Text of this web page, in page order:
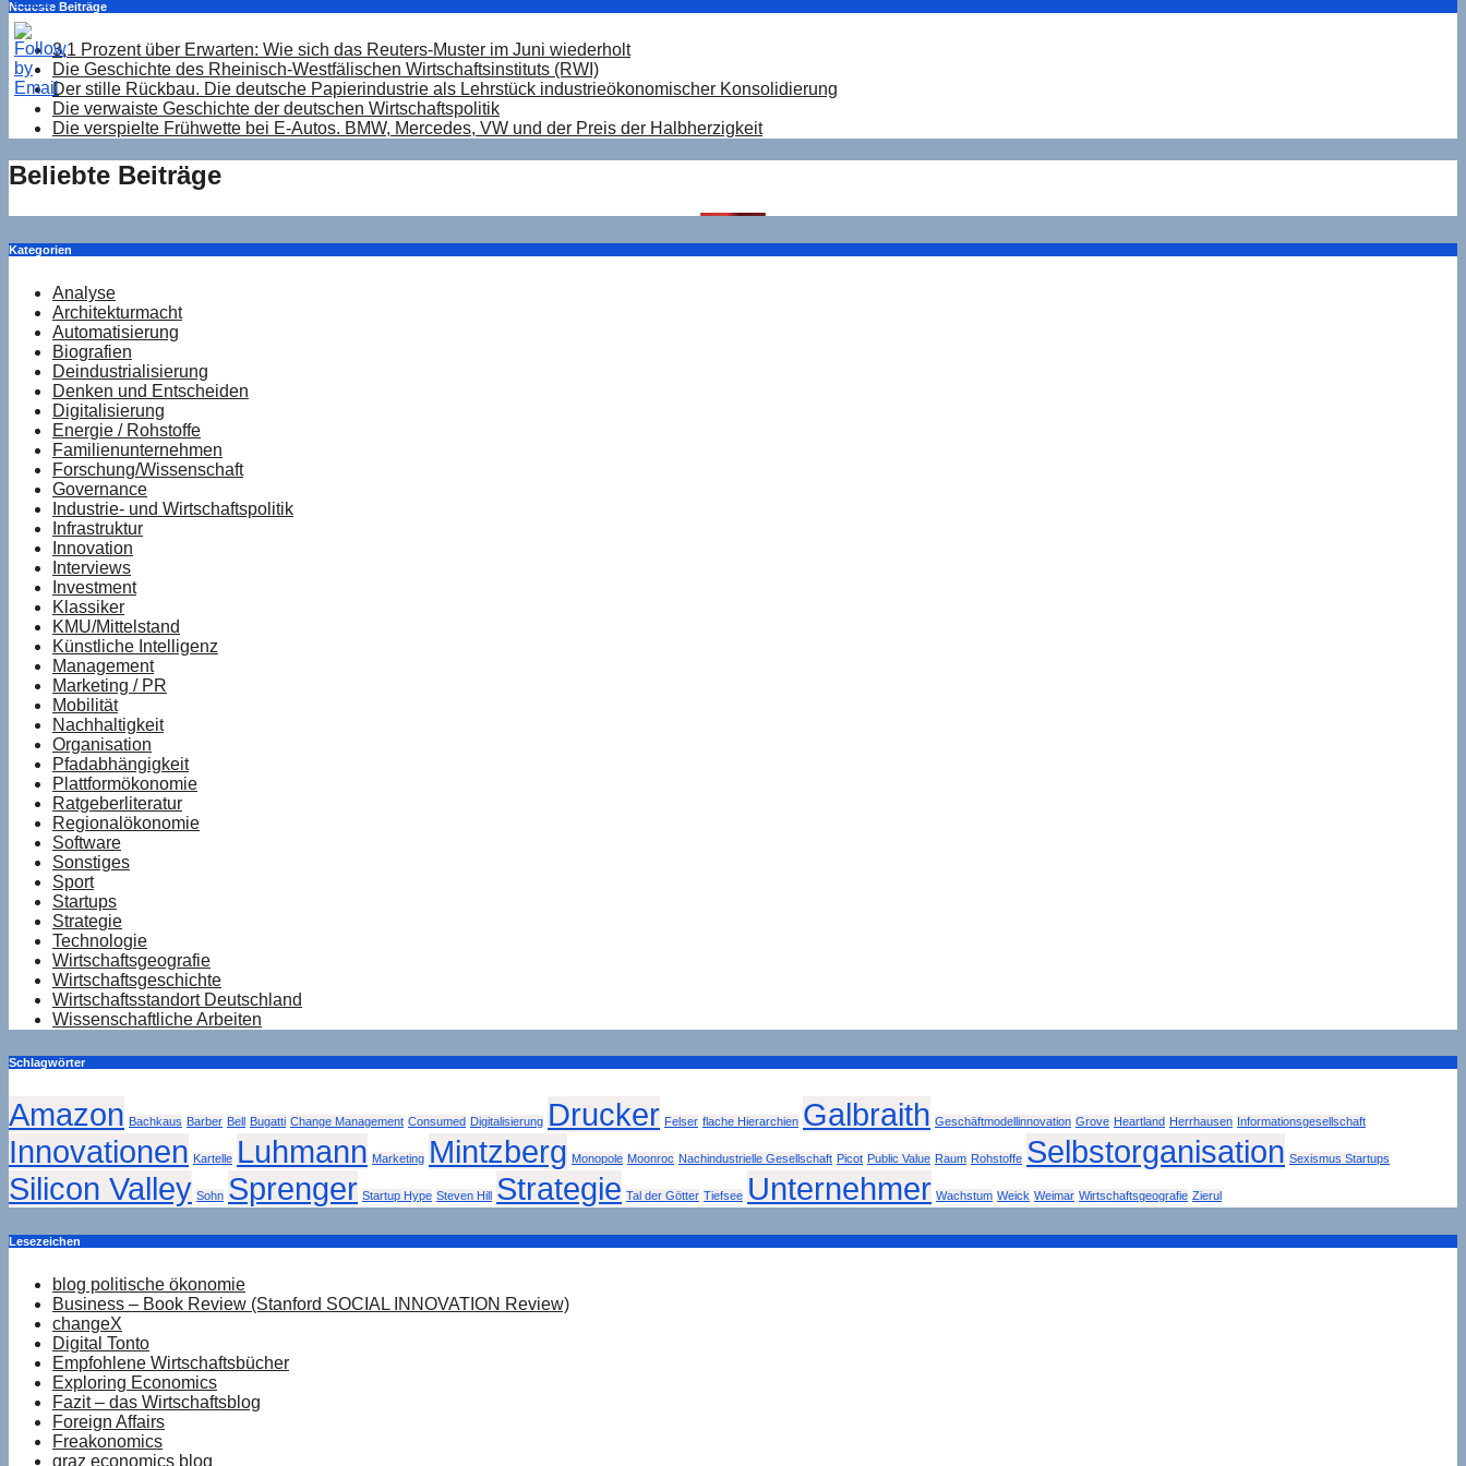
Neueste Beiträge
3,1 Prozent über Erwarten: Wie sich das Reuters-Muster im Juni wiederholt
Die Geschichte des Rheinisch-Westfälischen Wirtschaftsinstituts (RWI)
Der stille Rückbau. Die deutsche Papierindustrie als Lehrstück industrieökonomischer Konsolidierung
Die verwaiste Geschichte der deutschen Wirtschaftspolitik
Die verspielte Frühwette bei E-Autos. BMW, Mercedes, VW und der Preis der Halbherzigkeit
Beliebte Beiträge
Kategorien
Analyse
Architekturmacht
Automatisierung
Biografien
Deindustrialisierung
Denken und Entscheiden
Digitalisierung
Energie / Rohstoffe
Familienunternehmen
Forschung/Wissenschaft
Governance
Industrie- und Wirtschaftspolitik
Infrastruktur
Innovation
Interviews
Investment
Klassiker
KMU/Mittelstand
Künstliche Intelligenz
Management
Marketing / PR
Mobilität
Nachhaltigkeit
Organisation
Pfadabhängigkeit
Plattformökonomie
Ratgeberliteratur
Regionalökonomie
Software
Sonstiges
Sport
Startups
Strategie
Technologie
Wirtschaftsgeografie
Wirtschaftsgeschichte
Wirtschaftsstandort Deutschland
Wissenschaftliche Arbeiten
Schlagwörter
Amazon Bachkaus Barber Bell Bugatti Change Management Consumed Digitalisierung Drucker Felser flache Hierarchien Galbraith Geschäftmodellinnovation Grove Heartland Herrhausen Informationsgesellschaft
Innovationen Kartelle Luhmann Marketing Mintzberg Monopole Moonroc Nachindustrielle Gesellschaft Picot Public Value Raum Rohstoffe Selbstorganisation Sexismus Startups
Silicon Valley Sohn Sprenger Startup Hype Steven Hill Strategie Tal der Götter Tiefsee Unternehmer Wachstum Weick Weimar Wirtschaftsgeografie Zierul
Lesezeichen
blog politische ökonomie
Business – Book Review (Stanford SOCIAL INNOVATION Review)
changeX
Digital Tonto
Empfohlene Wirtschaftsbücher
Exploring Economics
Fazit – das Wirtschaftsblog
Foreign Affairs
Freakonomics
graz economics blog